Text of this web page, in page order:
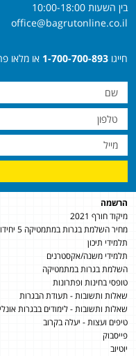
בין השעות 10:00-18:00
office@bagrutonline.co.il
חייגו 1-700-700-893 או מלאו
הרשמה
מיקוד חורף 2021
מחיר השלמת בגרות במתמטיקה 5 יחידות
תלמידי תיכון
תלמידי משנה/אקסטרנים
השלמת בגרות במתמטיקה
טופסי בחינות ופתרונות
שאלות ותשובות - תעודת הבגרות
שאלות ותשובות - לימודים בבגרות
טיפים ועצות - יעלה בקרוב
פייסבוק
יוטיוב